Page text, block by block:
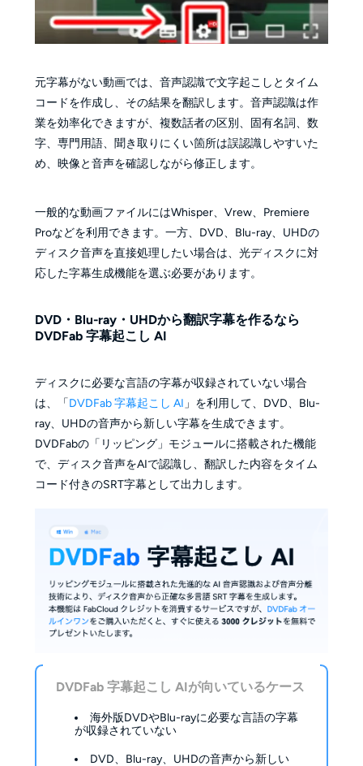
元字幕がない動画では、音声認識で文字起こしとタイム
コードを作成し、その結果を翻訳します。音声認識は作
業を効率化できますが、複数話者の区別、固有名詞、数
字、専門用語、聞き取りにくい箇所は誤認識しやすいた
め、映像と音声を確認しながら修正します。
一般的な動画ファイルにはWhisper、Vrew、Premiere
Proなどを利用できます。一方、DVD、Blu-ray、UHDの
ディスク音声を直接処理したい場合は、光ディスクに対
応した字幕生成機能を選ぶ必要があります。
DVD・Blu-ray・UHDから翻訳字幕を作るなら
DVDFab 字幕起こし AI
ディスクに必要な言語の字幕が収録されていない場合
は、「DVDFab 字幕起こし AI 」を利用して、DVD、Blu-
ray、UHDの音声から新しい字幕を生成できます。
DVDFabの「リッピング」モジュールに搭載された機能
で、ディスク音声をAIで認識し、翻訳した内容をタイム
コード付きのSRT字幕として出力します。
DVDFab 字幕起こし AIが向いているケース
海外版DVDやBlu-rayに必要な言語の字幕
が収録されていない
DVD、Blu-ray、UHDの音声から新しい